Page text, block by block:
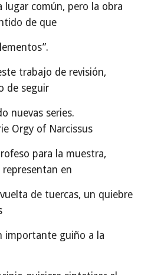
lugar común, pero la obra
de que
trabajo de revisión,
de seguir
nuevas series.
Orgy of Narcissus
para la muestra,
en
de tuercas, un quiebre
importante guiño a la